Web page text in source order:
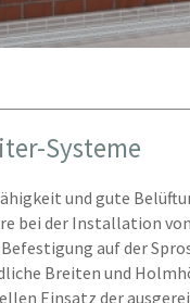
Systeme
und gute
bei der Installation
auf der
Breiten und
Einsatz der